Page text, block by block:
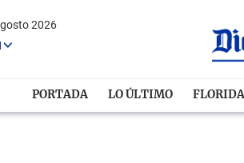
2026
PORTADA LO ÚLTIMO FLORIDA